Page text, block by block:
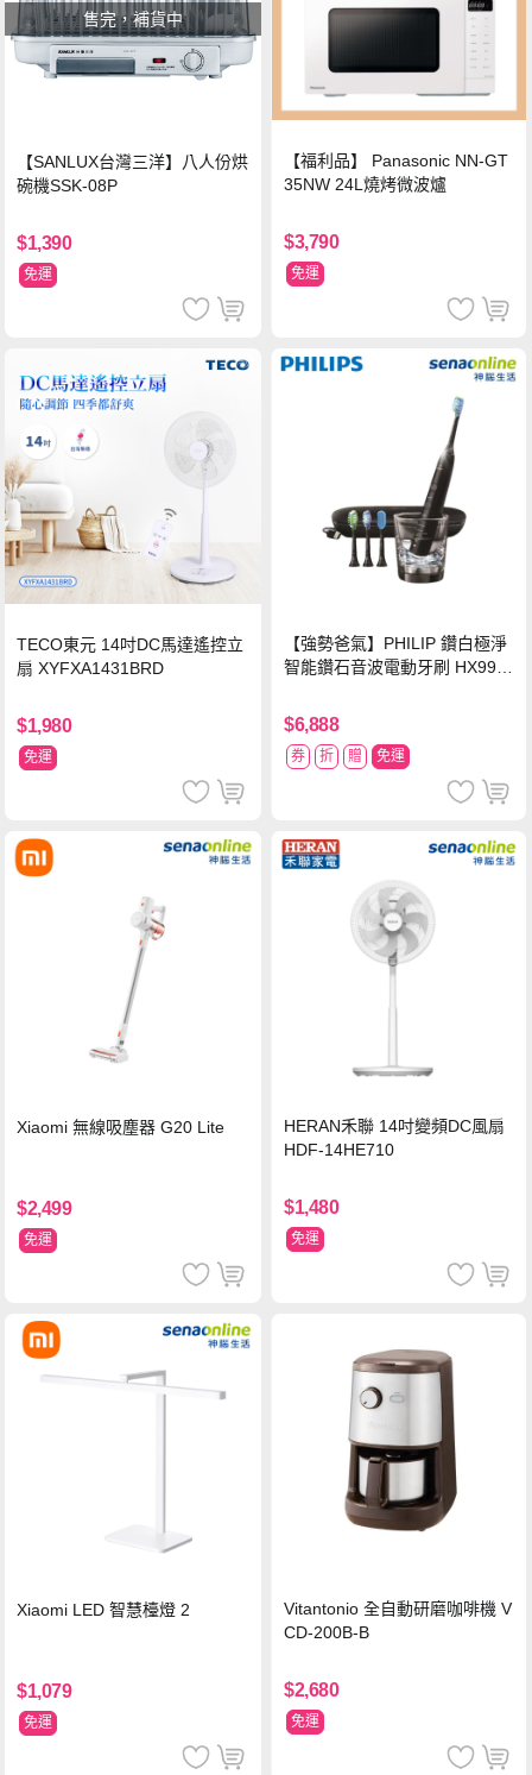
售完，補貨中
【SANLUX台灣三洋】八人份烘
碗機SSK-08P
$1,390
免運
【福利品】 Panasonic NN-GT
35NW 24L燒烤微波爐
$3,790
免運
TECO東元 14吋DC馬達遙控立
扇 XYFXA1431BRD
$1,980
免運
【強勢爸氣】PHILIP 鑽白極淨
智能鑽石音波電動牙刷 HX992
$6,888
券 折 贈 免運
Xiaomi 無線吸塵器 G20 Lite
$2,499
免運
HERAN禾聯 14吋變頻DC風扇
HDF-14HE710
$1,480
免運
Xiaomi LED 智慧檯燈 2
$1,079
免運
Vitantonio 全自動研磨咖啡機 V
CD-200B-B
$2,680
免運